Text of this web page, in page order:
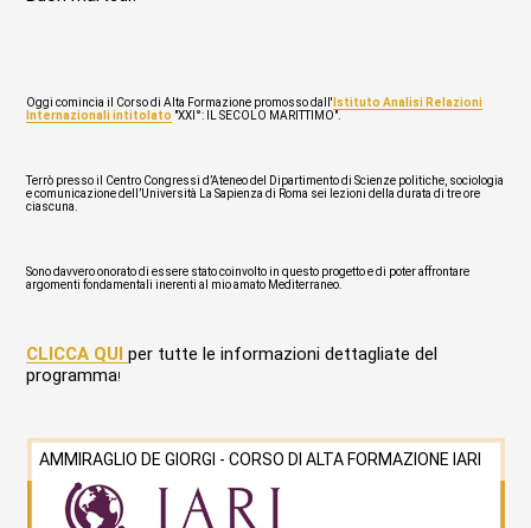
Oggi comincia il Corso di Alta Formazione promosso dall' Istituto Analisi Relazioni
Internazionaliintitolato "XXI°: IL SECOLO MARITTIMO".
Terrò presso il Centro Congressi d’Ateneo del Dipartimento di Scienze politiche, sociologia
e comunicazione dell’Università La Sapienza di Roma sei lezioni della durata di tre ore
ciascuna.
Sono davvero onorato di essere stato coinvolto in questo progetto e di poter affrontare
argomenti fondamentali inerenti al mio amato Mediterraneo.
CLICCA QUI per tutte le informazioni dettagliate del
programma!
AMMIRAGLIO DE GIORGI - CORSO DI ALTA FORMAZIONE IARI